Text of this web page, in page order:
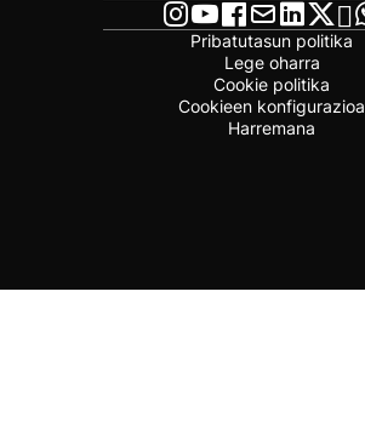
Pribatutasun politika
Lege oharra
Cookie politika
Cookieen konfigurazioa
Harremana